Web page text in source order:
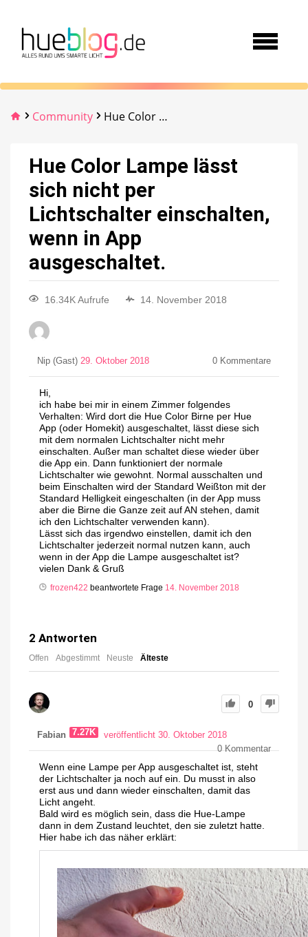
Community Hue Color Lampe lässt sich nicht per Lichtschalter einschalten, wenn in App ausgeschaltet.
Hue Color Lampe lässt
sich nicht per
Lichtschalter einschalten,
wenn in App
ausgeschaltet.
16.34K Aufrufe 14. November 2018
Nip (Gast) 29. Oktober 2018 0 Kommentare
Hi,
ich habe bei mir in einem Zimmer folgendes
Verhalten: Wird dort die Hue Color Birne per Hue
App (oder Homekit) ausgeschaltet, lässt diese sich
mit dem normalen Lichtschalter nicht mehr
einschalten. Außer man schaltet diese wieder über
die App ein. Dann funktioniert der normale
Lichtschalter wie gewohnt. Normal ausschalten und
beim Einschalten wird der Standard Weißton mit der
Standard Helligkeit eingeschalten (in der App muss
aber die Birne die Ganze zeit auf AN stehen, damit
ich den Lichtschalter verwenden kann).
Lässt sich das irgendwo einstellen, damit ich den
Lichtschalter jederzeit normal nutzen kann, auch
wenn in der App die Lampe ausgeschaltet ist?
vielen Dank & Gruß
frozen422 beantwortete Frage 14. November 2018
2 Antworten
Offen Abgestimmt Neuste Älteste
0
Fabian 7.27K
veröffentlicht 30. Oktober 2018
0Kommentar
Wenn eine Lampe per App ausgeschaltet ist, steht
der Lichtschalter ja noch auf ein. Du musst in also
erst aus und dann wieder einschalten, damit das
Licht angeht.
Bald wird es möglich sein, dass die Hue-Lampe
dann in dem Zustand leuchtet, den sie zuletzt hatte.
Hier habe ich das näher erklärt: